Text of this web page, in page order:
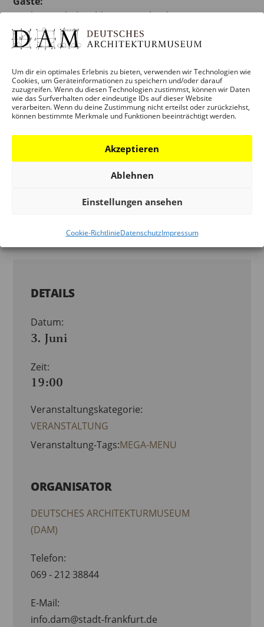
Um dir ein optimales Erlebnis zu bieten, verwenden wir Technologien wie
Cookies, um Geräteinformationen zu speichern und/oder darauf
zuzugreifen. Wenn du diesen Technologien zustimmst, können wir Daten
wie das Surfverhalten oder eindeutige IDs auf dieser Website
verarbeiten. Wenn du deine Zustimmung nicht erteilst oder zurückziehst,
können bestimmte Merkmale und Funktionen beeinträchtigt werden.
Akzeptieren
Ablehnen
Einstellungen ansehen
Cookie-RichtlinieDatenschutzImpressum
Marlene Hübel, Bolthauser Architekten
Melanie Schreiber von DachGeno RheinMain eG
Antonia Radetz von Wohnen am Klostergarten
Arc, Matan Sapir, HQ
Arc Tomer Harari, Annie & Tomer Architects
Arc Raphael De La Fontaine, DLF
Eine Kooperation des Deutschen
Architekturmuseums (DAM), Frankfurt am Main &
Liebling Haus White City Center, Tel Aviv-Yafo/IL
DETAILS
Datum:
3. Juni
Zeit:
19:00
Veranstaltungskategorie:
VERANSTALTUNG
Veranstaltung-Tags:MEGA-MENU
ORGANISATOR
DEUTSCHES ARCHITEKTURMUSEUM
(DAM)
Telefon:
069 - 212 38844
E-Mail:
info.dam@stadt-frankfurt.de